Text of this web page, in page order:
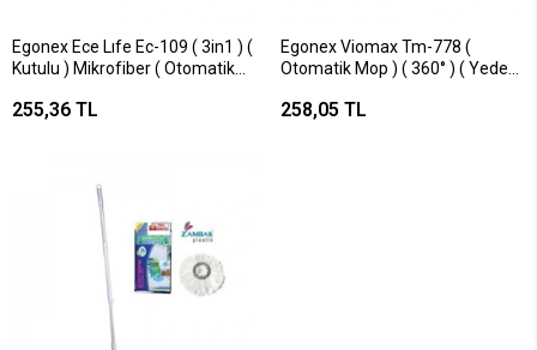
Egonex Ece Lıfe Ec-109 ( 3in1 ) (
Kutulu ) Mikrofiber ( Otomatik
Metal Sap=100cm + M.fiber
255,36 TL
Egonex Viomax Tm-778 (
Otomatik Mop ) ( 360° ) ( Yedek
+ Plastik Sap=110cm )*25
258,05 TL